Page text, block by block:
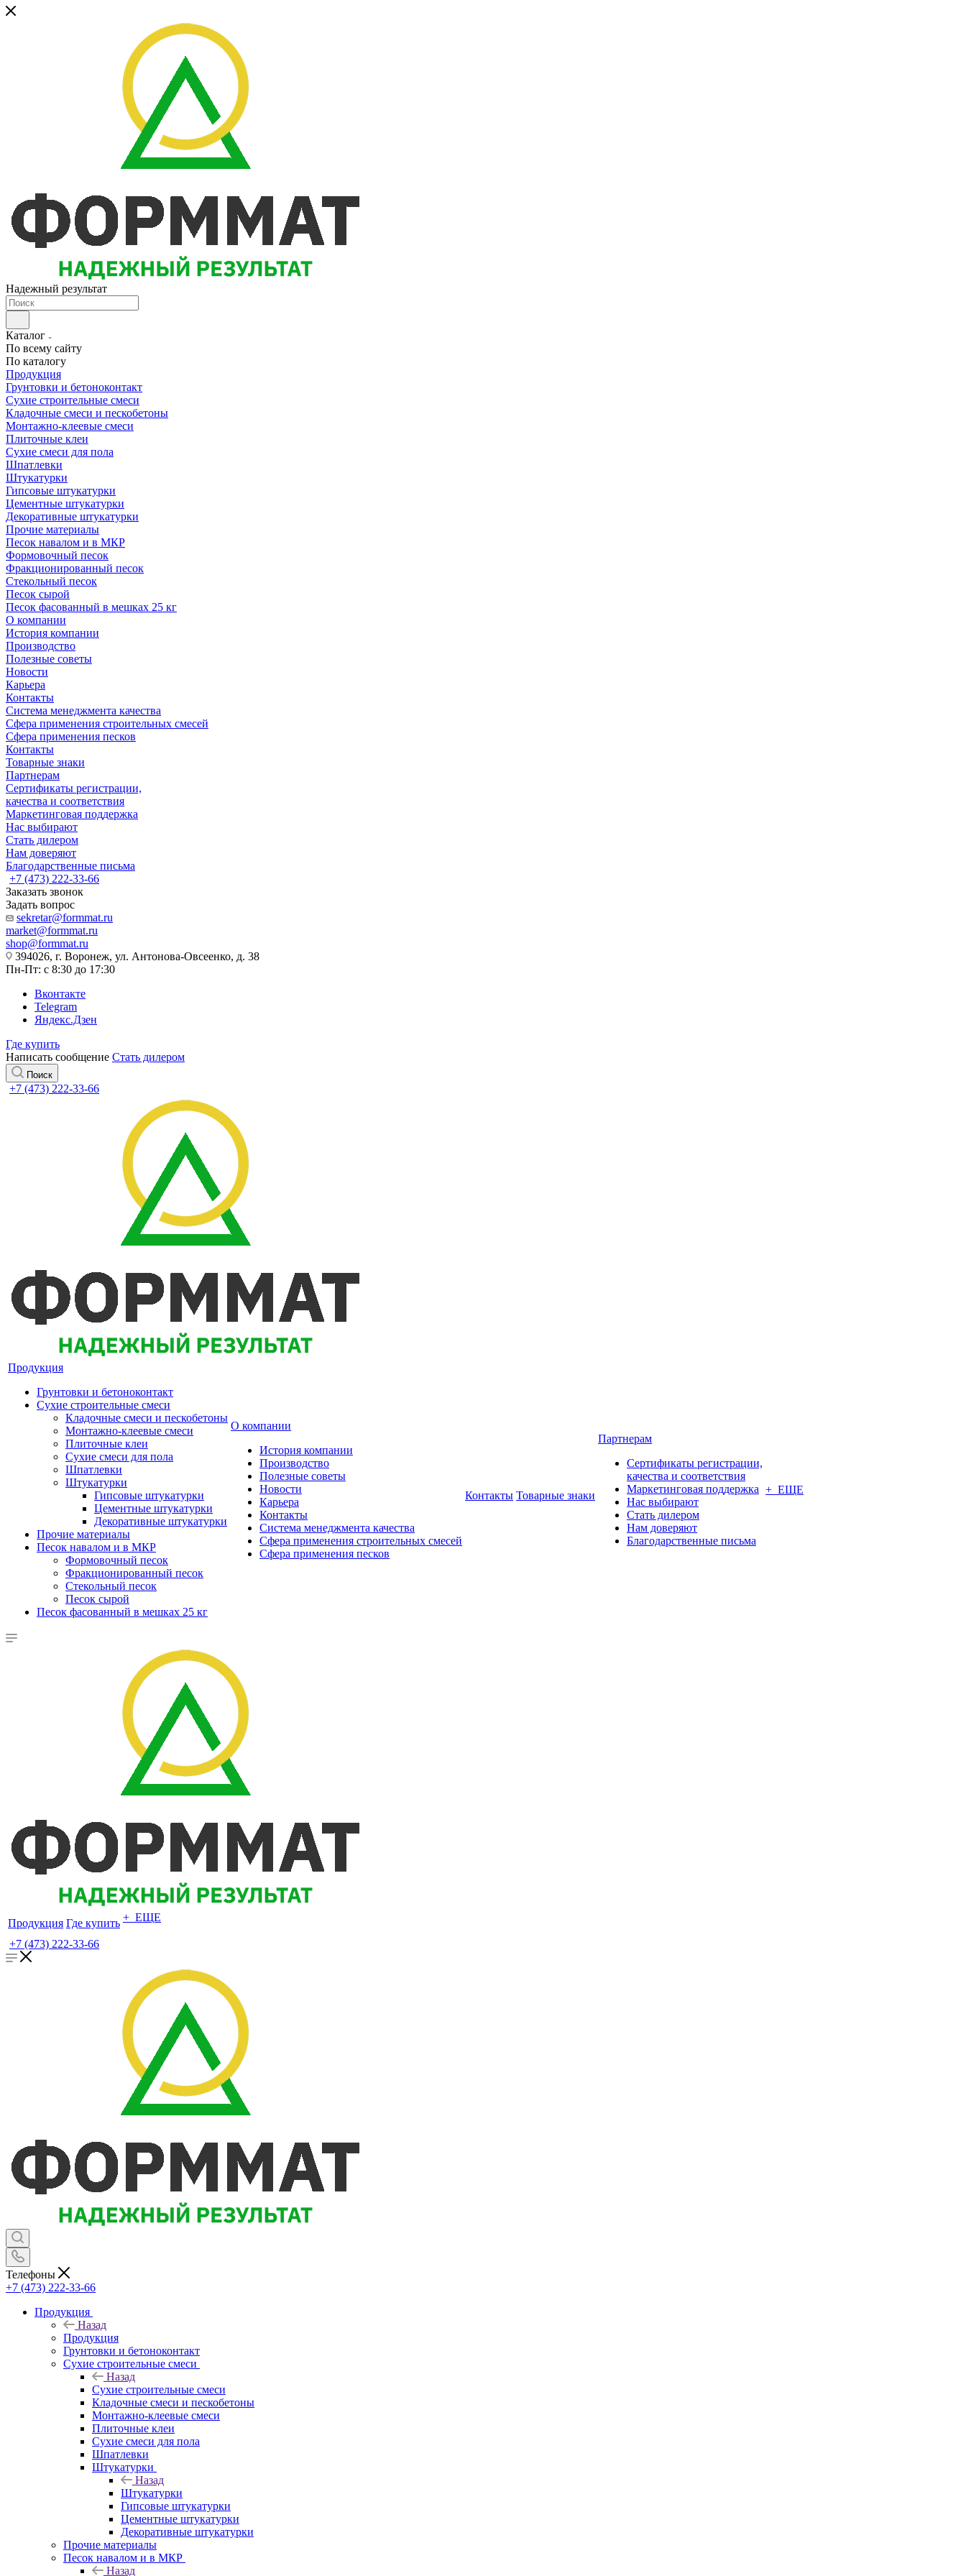
Надежный результат
Каталог
По всему сайту
По каталогу
Продукция
Грунтовки и бетоноконтакт
Сухие строительные смеси
Кладочные смеси и пескобетоны
Монтажно-клеевые смеси
Плиточные клеи
Сухие смеси для пола
Шпатлевки
Штукатурки
Гипсовые штукатурки
Цементные штукатурки
Декоративные штукатурки
Прочие материалы
Песок навалом и в МКР
Формовочный песок
Фракционированный песок
Стекольный песок
Песок сырой
Песок фасованный в мешках 25 кг
О компании
История компании
Производство
Полезные советы
Новости
Карьера
Контакты
Система менеджмента качества
Сфера применения строительных смесей
Сфера применения песков
Контакты
Товарные знаки
Партнерам
Сертификаты регистрации,
качества и соответствия
Маркетинговая поддержка
Нас выбирают
Стать дилером
Нам доверяют
Благодарственные письма
+7 (473) 222-33-66
Заказать звонок
Задать вопрос
sekretar@formmat.ru
market@formmat.ru
shop@formmat.ru
394026, г. Воронеж, ул. Антонова-Овсеенко, д. 38
Пн-Пт: с 8:30 до 17:30
Вконтакте
Telegram
Яндекс.Дзен
Где купить
Написать сообщение Стать дилером
Поиск
+7 (473) 222-33-66
Продукция
Грунтовки и бетоноконтакт
Сухие строительные смеси
Кладочные смеси и пескобетоны
Монтажно-клеевые смеси
Плиточные клеи
Сухие смеси для пола
Шпатлевки
Штукатурки
Гипсовые штукатурки
Цементные штукатурки
Декоративные штукатурки
Прочие материалы
Песок навалом и в МКР
Формовочный песок
Фракционированный песок
Стекольный песок
Песок сырой
Песок фасованный в мешках 25 кг
О компании
История компании
Производство
Полезные советы
Новости
Карьера
Контакты
Система менеджмента качества
Сфера применения строительных смесей
Сфера применения песков
Контакты Товарные знаки
Партнерам
Сертификаты регистрации,
качества и соответствия
Маркетинговая поддержка
Нас выбирают
Стать дилером
Нам доверяют
Благодарственные письма
+ ЕЩЕ
Продукция Где купить + ЕЩЕ
+7 (473) 222-33-66
Телефоны
+7 (473) 222-33-66
Продукция
Назад
Продукция
Грунтовки и бетоноконтакт
Сухие строительные смеси
Назад
Сухие строительные смеси
Кладочные смеси и пескобетоны
Монтажно-клеевые смеси
Плиточные клеи
Сухие смеси для пола
Шпатлевки
Штукатурки
Назад
Штукатурки
Гипсовые штукатурки
Цементные штукатурки
Декоративные штукатурки
Прочие материалы
Песок навалом и в МКР
Назад